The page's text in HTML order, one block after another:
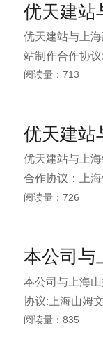
优天建站与上
站制作合作协
计创新，信誉
司承接各类大
装饰工程。经
造有灵魂的空
阅读量：713
优天建站与上
合作协议：上
讯、医疗、半
品,提供更多的
力,并全力支持
阅读量：726
本公司与上海
协议:上海山姆
核准的的专业
阅读量：835